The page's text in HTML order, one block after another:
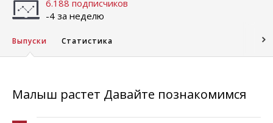
6.188 подписчиков
-4 за неделю
Выпуски Статистика
Малыш растет Давайте познакомимся